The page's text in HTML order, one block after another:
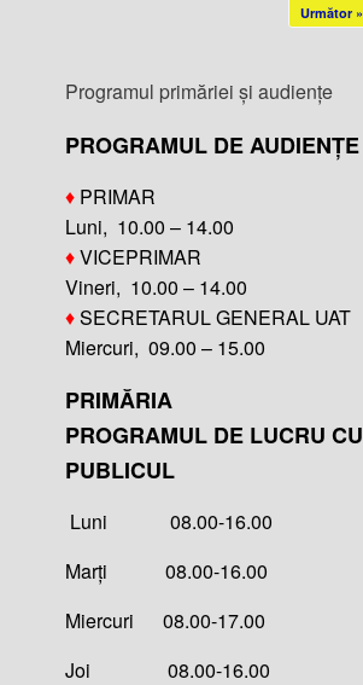
Următor »
Programul primăriei și audiențe
PROGRAMUL DE AUDIENȚE
♦ PRIMAR
Luni, 10.00 – 14.00
♦VICEPRIMAR
Vineri, 10.00 – 14.00
♦SECRETARUL GENERAL UAT
Miercuri, 09.00 – 15.00
PRIMĂRIA
PROGRAMUL DE LUCRU CU
PUBLICUL
Luni 08.00-16.00
Marți 08.00-16.00
Miercuri 08.00-17.00
Joi 08.00-16.00